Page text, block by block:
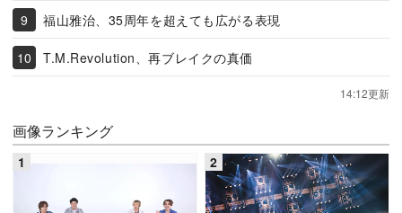
福山雅治、35周年を超えても広がる表現
T.M.Revolution、再ブレイクの真価
14:12更新
画像ランキング